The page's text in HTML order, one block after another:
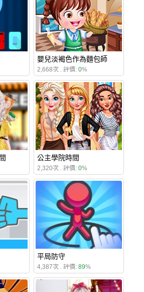
嬰兒淡褐色作為麵包師
2,668次 . 評價: 0%
公主學院時間
2,320次 . 評價: 0%
平局防守
4,387次 . 評價: 89%